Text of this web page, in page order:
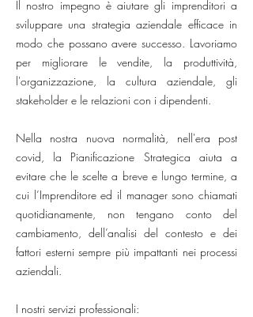
Il nostro impegno è aiutare gli imprenditori a
sviluppare una strategia aziendale efficace in
modo che possano avere successo. Lavoriamo
per migliorare le vendite, la produttività,
l'organizzazione, la cultura aziendale, gli
stakeholder e le relazioni con i dipendenti.
Nella nostra nuova normalità, nell'era post
covid, la Pianificazione Strategica aiuta a
evitare che le scelte a breve e lungo termine, a
cui l’Imprenditore ed il manager sono chiamati
quotidianamente, non tengano conto del
cambiamento, dell’analisi del contesto e dei
fattori esterni sempre più impattanti nei processi
aziendali.
I nostri servizi professionali: